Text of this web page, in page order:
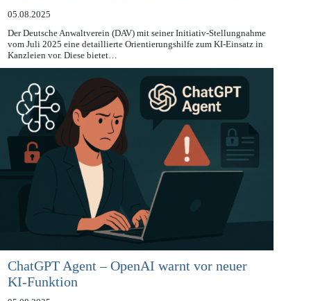
DAV zum KI-Einsatz in der Anwaltschaft
05.08.2025
Der Deutsche Anwaltverein (DAV) mit seiner Initiativ-Stellungnahme
vom Juli 2025 eine detaillierte Orientierungshilfe zum KI-Einsatz in
Kanzleien vor. Diese bietet…
ChatGPT Agent – OpenAI warnt vor neuer
KI-Funktion